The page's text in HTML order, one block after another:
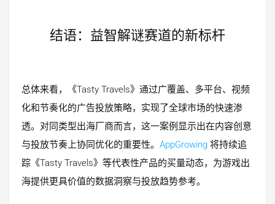
结语：益智解谜赛道的新标杆
总体来看，《Tasty Travels》通过广覆盖、多平台、视频
化和节奏化的广告投放策略，实现了全球市场的快速渗
透。对同类型出海厂商而言，这一案例显示出在内容创意
与投放节奏上协同优化的重要性。 AppGrowing 将持续追
踪《Tasty Travels》等代表性产品的买量动态，为游戏出
海提供更具价值的数据洞察与投放趋势参考。